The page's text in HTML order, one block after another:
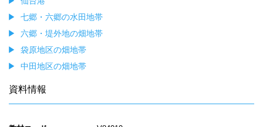
七郷・六郷の水田地帯
六郷・堤外地の畑地帯
袋原地区の畑地帯
中田地区の畑地帯
資料情報